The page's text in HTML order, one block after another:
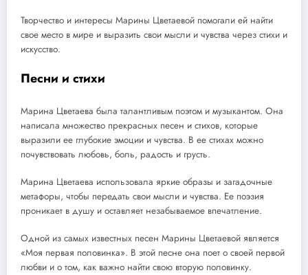
Творчество и интересы Марины Цветаевой помогали ей найти
свое место в мире и выразить свои мысли и чувства через стихи и
искусство.
Песни и стихи
Марина Цветаева была талантливым поэтом и музыкантом. Она
написала множество прекрасных песен и стихов, которые
выразили ее глубокие эмоции и чувства. В ее стихах можно
почувствовать любовь, боль, радость и грусть.
Марина Цветаева использовала яркие образы и загадочные
метафоры, чтобы передать свои мысли и чувства. Ее поэзия
проникает в душу и оставляет незабываемое впечатление.
Одной из самых известных песен Марины Цветаевой является
«Моя первая половинка». В этой песне она поет о своей первой
любви и о том, как важно найти свою вторую половинку.